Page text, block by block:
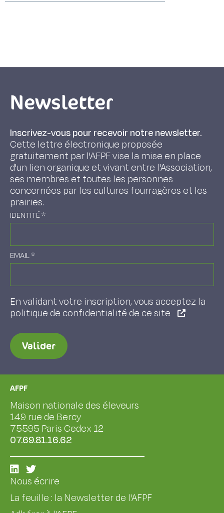
Newsletter
Inscrivez-vous pour recevoir notre newsletter.
Cette lettre électronique proposée
gratuitement par l'AFPF vise la mise en place
d'un lien organique et vivant entre l'Association,
ses membres et toutes les personnes
concernées par les cultures fourragères et les
prairies.
IDENTITÉ*
EMAIL*
En validant votre inscription, vous acceptez la
politique de confidentialité de ce site
Valider
AFPF
Maison nationale des éleveurs
149 rue de Bercy
75595 Paris Cedex 12
07.69.81.16.62
Nous écrire
La feuille : la Newsletter de l'AFPF